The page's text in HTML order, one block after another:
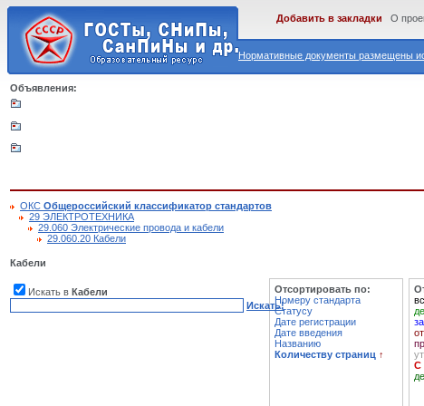
Нормативные документы размещены
Добавить в закладки О
Объявления:
ОКС Общероссийский классификатор стандартов
29 ЭЛЕКТРОТЕХНИКА
29.060 Электрические провода и кабели
29.060.20 Кабели
Кабели
Искать в Кабели
Искать!
Отсортировать по:
Номеру стандарта
Статусу
Дате регистрации
Дате введения
Названию
Количеству страниц ↑
С